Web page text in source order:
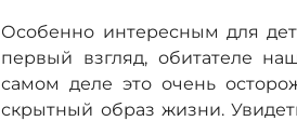
Особенно интересным для
первый взгляд, обитателе
самом деле это очень
скрытный образ жизни.